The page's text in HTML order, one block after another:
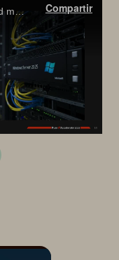
Compare VMware, Hyper-V, AHV, and more. Learn why organizations switch hypervisors and how to manage multi-platform environments.
Compartir